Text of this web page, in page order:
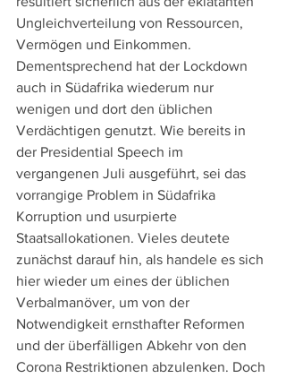
Ungleichverteilung von Ressourcen,
Vermögen und Einkommen.
Dementsprechend hat der Lockdown
auch in Südafrika wiederum nur
wenigen und dort den üblichen
Verdächtigen genutzt. Wie bereits in
der Presidential Speech im
vergangenen Juli ausgeführt, sei das
vorrangige Problem in Südafrika
Korruption und usurpierte
Staatsallokationen. Vieles deutete
zunächst darauf hin, als handele es sich
hier wieder um eines der üblichen
Verbalmanöver, um von der
Notwendigkeit ernsthafter Reformen
und der überfälligen Abkehr von den
Corona Restriktionen abzulenken. Doch